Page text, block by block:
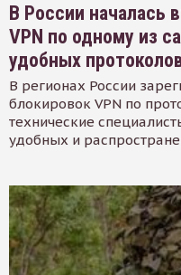
В России началась
VPN по одному из
удобных
В регионах России
блокировок VPN по
технические
удобных и